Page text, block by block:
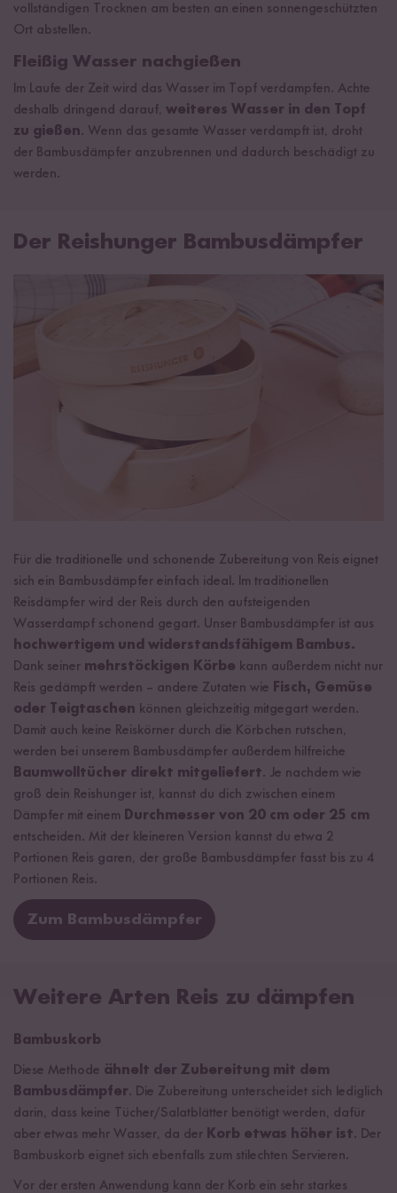
vollständigen Trocknen am besten an einen sonnengeschützten
Ort abstellen.
Fleißig Wasser nachgießen
Im Laufe der Zeit wird das Wasser im Topf verdampfen. Achte
deshalb dringend darauf, weiteres Wasser in den Topf
zu gießen. Wenn das gesamte Wasser verdampft ist, droht
der Bambusdämpfer anzubrennen und dadurch beschädigt zu
werden.
Der Reishunger Bambusdämpfer
Für die traditionelle und schonende Zubereitung von Reis eignet
sich ein Bambusdämpfer einfach ideal. Im traditionellen
Reisdämpfer wird der Reis durch den aufsteigenden
Wasserdampf schonend gegart. Unser Bambusdämpfer ist aus
hochwertigem und widerstandsfähigem Bambus.
Dank seiner mehrstöckigen Körbe kann außerdem nicht nur
Reis gedämpft werden – andere Zutaten wie Fisch, Gemüse
oder Teigtaschen können gleichzeitig mitgegart werden.
Damit auch keine Reiskörner durch die Körbchen rutschen,
werden bei unserem Bambusdämpfer außerdem hilfreiche
Baumwolltücher direkt mitgeliefert. Je nachdem wie
groß dein Reishunger ist, kannst du dich zwischen einem
Dämpfer mit einem Durchmesser von 20 cm oder 25 cm
entscheiden. Mit der kleineren Version kannst du etwa 2
Portionen Reis garen, der große Bambusdämpfer fasst bis zu 4
Portionen Reis.
Zum Bambusdämpfer
Weitere Arten Reis zu dämpfen
Bambuskorb
Diese Methode ähnelt der Zubereitung mit dem
Bambusdämpfer. Die Zubereitung unterscheidet sich lediglich
darin, dass keine Tücher/Salatblätter benötigt werden, dafür
aber etwas mehr Wasser, da der Korb etwas höher ist. Der
Bambuskorb eignet sich ebenfalls zum stilechten Servieren.
Vor der ersten Anwendung kann der Korb ein sehr starkes